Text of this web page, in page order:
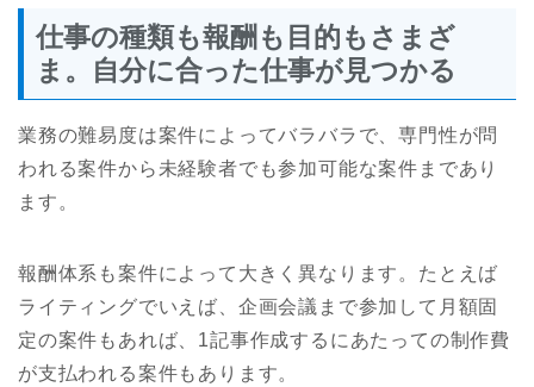
仕事の種類も報酬も目的もさまざ
ま。自分に合った仕事が見つかる
業務の難易度は案件によってバラバラで、専門性が問
われる案件から未経験者でも参加可能な案件まであり
ます。
報酬体系も案件によって大きく異なります。たとえば
ライティングでいえば、企画会議まで参加して月額固
定の案件もあれば、1記事作成するにあたっての制作費
が支払われる案件もあります。